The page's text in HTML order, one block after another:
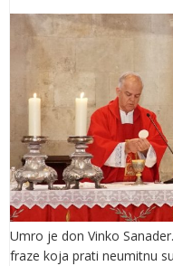
Umro je don Vinko
fraze koja prati neumitnu